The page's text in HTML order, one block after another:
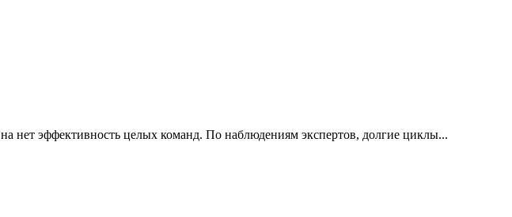
нет эффективность целых команд. По наблюдениям экспертов, долгие циклы...